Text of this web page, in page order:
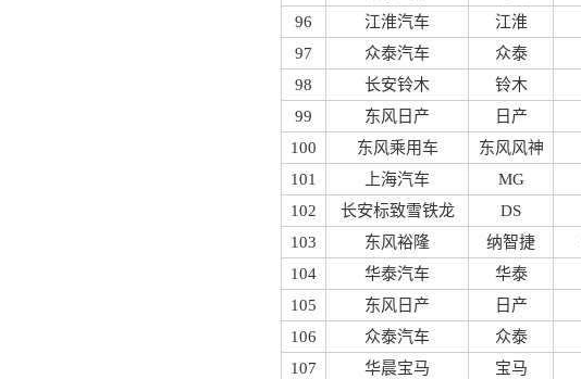
96
江淮汽车 江淮
97
众泰汽车 众泰
98
长安铃木 铃木
99
东风日产 日产
100
东风乘用车 东风风神
101
上海汽车 MG
102
长安标致雪铁龙 DS
103
东风裕隆 纳智捷
104
华泰汽车 华泰
105
东风日产 日产
106
众泰汽车 众泰
107
华晨宝马 宝马